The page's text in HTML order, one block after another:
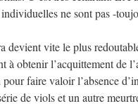
ne sont pas -
devient vite le plus
à obtenir l’acquittement de
faire valoir l’absence
de viols et un autre